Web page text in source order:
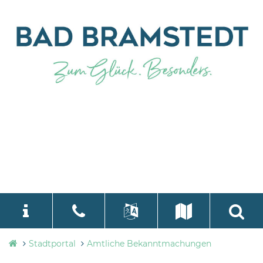
Stadtverwaltung
language
Select Language
Stadtportal Amtliche Bekanntmachungen